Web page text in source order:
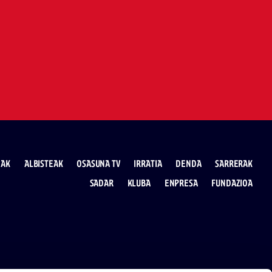
ALBISTEAK OSASUNA TV IRRATIA DENDA
SARRERAK
SADAR
KLUBA ENPRESA FUNDAZIOA